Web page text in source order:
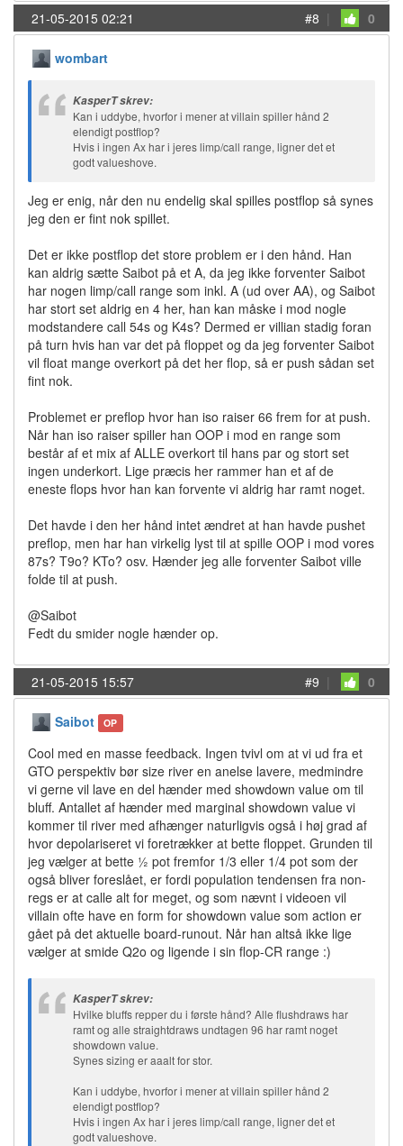
21-05-2015 02:21 #8 | 0
wombart
KasperT skrev:
Kan i uddybe, hvorfor i mener at villain spiller hånd 2
elendigt postflop?
Hvis i ingen Ax har i jeres limp/call range, ligner det et
godt valueshove.
Jeg er enig, når den nu endelig skal spilles postflop så synes
jeg den er fint nok spillet.
Det er ikke postflop det store problem er i den hånd. Han
kan aldrig sætte Saibot på et A, da jeg ikke forventer Saibot
har nogen limp/call range som inkl. A (ud over AA), og Saibot
har stort set aldrig en 4 her, han kan måske i mod nogle
modstandere call 54s og K4s? Dermed er villian stadig foran
på turn hvis han var det på floppet og da jeg forventer Saibot
vil float mange overkort på det her flop, så er push sådan set
fint nok.
Problemet er preflop hvor han iso raiser 66 frem for at push.
Når han iso raiser spiller han OOP i mod en range som
består af et mix af ALLE overkort til hans par og stort set
ingen underkort. Lige præcis her rammer han et af de
eneste flops hvor han kan forvente vi aldrig har ramt noget.
Det havde i den her hånd intet ændret at han havde pushet
preflop, men har han virkelig lyst til at spille OOP i mod vores
87s? T9o? KTo? osv. Hænder jeg alle forventer Saibot ville
folde til at push.
@Saibot
Fedt du smider nogle hænder op.
21-05-2015 15:57 #9 | 0
Saibot OP
Cool med en masse feedback. Ingen tvivl om at vi ud fra et
GTO perspektiv bør size river en anelse lavere, medmindre
vi gerne vil lave en del hænder med showdown value om til
bluff. Antallet af hænder med marginal showdown value vi
kommer til river med afhænger naturligvis også i høj grad af
hvor depolariseret vi foretrækker at bette floppet. Grunden til
jeg vælger at bette ½ pot fremfor 1/3 eller 1/4 pot som der
også bliver foreslået, er fordi population tendensen fra non-
regs er at calle alt for meget, og som nævnt i videoen vil
villain ofte have en form for showdown value som action er
gået på det aktuelle board-runout. Når han altså ikke lige
vælger at smide Q2o og ligende i sin flop-CR range :)
KasperT skrev:
Hvilke bluffs repper du i første hånd? Alle flushdraws har
ramt og alle straightdraws undtagen 96 har ramt noget
showdown value.
Synes sizing er aaalt for stor.
Kan i uddybe, hvorfor i mener at villain spiller hånd 2
elendigt postflop?
Hvis i ingen Ax har i jeres limp/call range, ligner det et
godt valueshove.